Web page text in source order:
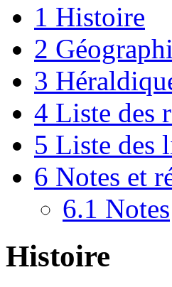
1 Histoire
2
3
4 Liste des
5 Liste des
6 Notes et
6.1 Notes
Histoire